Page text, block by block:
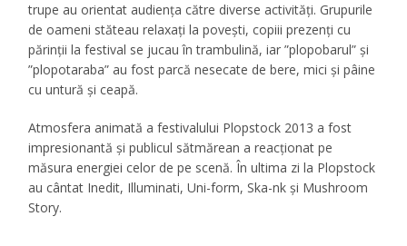
trupe au orientat audiența către diverse activități. Grupurile
de oameni stăteau relaxați la povești, copiii prezenți cu
părinții la festival se jucau în trambulină, iar ”plopobarul” și
”plopotaraba” au fost parcă nesecate de bere, mici și pâine
cu untură și ceapă.
Atmosfera animată a festivalului Plopstock 2013 a fost
impresionantă şi publicul sătmărean a reacţionat pe
măsura energiei celor de pe scenă. În ultima zi la Plopstock
au cântat Inedit, Illuminati, Uni-form, Ska-nk și Mushroom
Story.